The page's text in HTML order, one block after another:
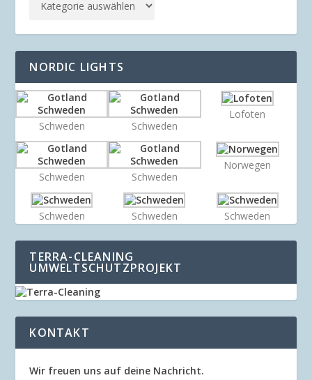
NORDIC LIGHTS
Schweden Schweden
Lofoten
Schweden Schweden
Norwegen
Schweden Schweden Schweden
TERRA-CLEANING
UMWELTSCHUTZPROJEKT
KONTAKT
Wir freuen uns auf deine Nachricht.